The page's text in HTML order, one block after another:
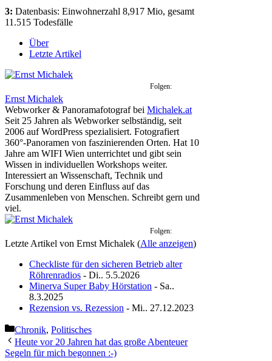
3: Datenbasis: Einwohnerzahl 8,917 Mio, gesamt
11.515 Todesfälle
Über
Letzte Artikel
Folgen:
Ernst Michalek
Webworker & Panoramafotografbei Michalek.at
Seit 25 Jahren als Webworker selbständig, seit
2006 auf WordPress spezialisiert. Fotografiert
360°-Panoramen von faszinierenden Orten. Hat 10
Jahre am WIFI Wien unterrichtet und gibt sein
Wissen in individuellen Workshops weiter.
Interessiert an Wissenschaft, Technik und
Forschung und deren Einfluss auf das
Zusammenleben von Menschen. Schreibt gern und
viel.
Folgen:
Letzte Artikel von Ernst Michalek (Alle anzeigen)
Checkliste für den sicheren Betrieb alter
Röhrenradios - Di.. 5.5.2026
Minerva Super Baby Hörstation - Sa..
8.3.2025
Rezension vs. Rezession - Mi.. 27.12.2023
Kategorien
Chronik, Politisches
Heute vor 20 Jahren hat das große Abenteuer
Segeln für mich begonnen :-)